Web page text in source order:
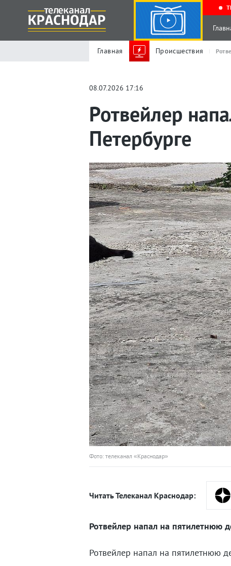
Главная Происшествия
08.07.2026 17:16
Ротвейлер
Петербурге
Фото: телеканал «Краснодар»
Читать Телеканал Краснодар:
Ротвейлер напал на пятилетнюю
Ротвейлер напал на пятилетнюю